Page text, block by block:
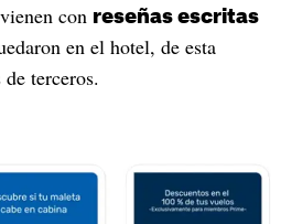
con reseñas escritas
en el hotel, de esta
terceros.